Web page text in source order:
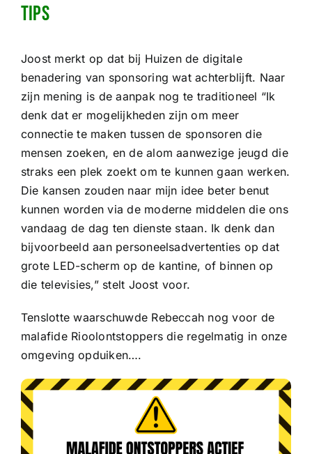
Tips
Joost merkt op dat bij Huizen de digitale
benadering van sponsoring wat achterblijft. Naar
zijn mening is de aanpak nog te traditioneel “Ik
denk dat er mogelijkheden zijn om meer
connectie te maken tussen de sponsoren die
mensen zoeken, en de alom aanwezige jeugd die
straks een plek zoekt om te kunnen gaan werken.
Die kansen zouden naar mijn idee beter benut
kunnen worden via de moderne middelen die ons
vandaag de dag ten dienste staan. Ik denk dan
bijvoorbeeld aan personeelsadvertenties op dat
grote LED-scherm op de kantine, of binnen op
die televisies,” stelt Joost voor.
Tenslotte waarschuwde Rebeccah nog voor de
malafide Rioolontstoppers die regelmatig in onze
omgeving opduiken….